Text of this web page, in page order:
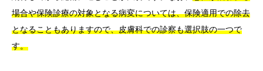
場合や保険診療の対象となる病変については、保険適用での除去
となることもありますので、皮膚科での診察も選択肢の一つで
す。